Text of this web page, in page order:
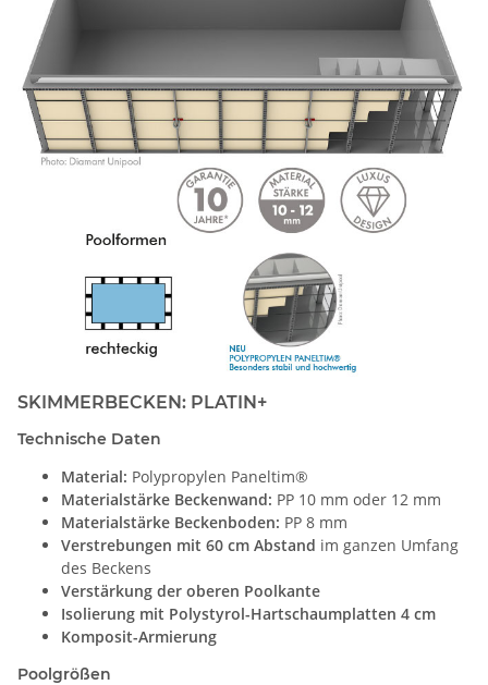
SKIMMERBECKEN: PLATIN+
Technische Daten
Material: Polypropylen Paneltim®
Materialstärke Beckenwand: PP 10 mm oder 12 mm
Materialstärke Beckenboden: PP 8 mm
Verstrebungen mit 60 cm Abstand im ganzen Umfang
des Beckens
Verstärkung der oberen Poolkante
Isolierung mit Polystyrol-Hartschaumplatten 4 cm
Komposit-Armierung
Poolgrößen